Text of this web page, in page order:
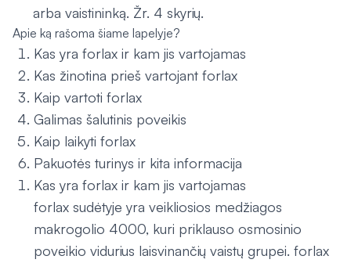
arba vaistininką. Žr. 4 skyrių.
Apie ką rašoma šiame lapelyje?
Kas yra forlax ir kam jis vartojamas
Kas žinotina prieš vartojant forlax
Kaip vartoti forlax
Galimas šalutinis poveikis
Kaip laikyti forlax
Pakuotės turinys ir kita informacija
Kas yra forlax ir kam jis vartojamas
forlax sudėtyje yra veikliosios medžiagos
makrogolio 4000, kuri priklauso osmosinio
poveikio vidurius laisvinančių vaistų grupei. forlax